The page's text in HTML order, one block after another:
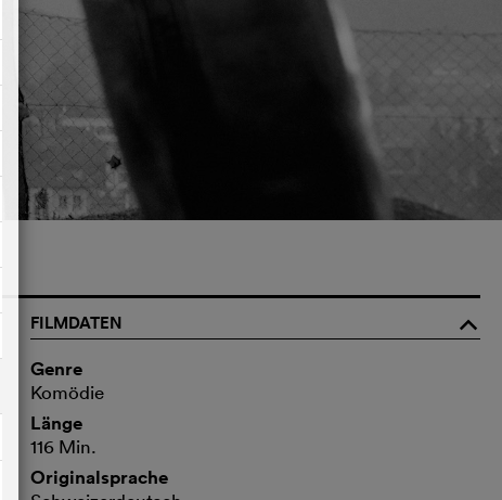
FILMDATEN
o
Genre
Komödie
Länge
116 Min.
Originalsprache